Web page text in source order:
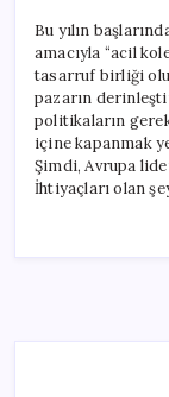
Bu yılın
amacıyla “acil
tasarruf birliği
pazarın
politikaların
içine kapanmak
Şimdi, Avrupa
İhtiyaçları olan